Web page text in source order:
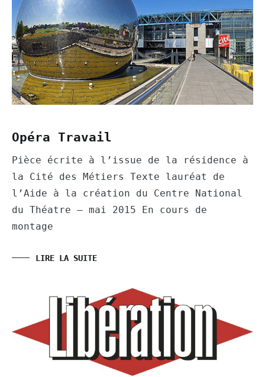
Opéra Travail
Pièce écrite à l’issue de la résidence à
la Cité des Métiers Texte lauréat de
l’Aide à la création du Centre National
du Théatre – mai 2015 En cours de
montage
LIRE LA SUITE